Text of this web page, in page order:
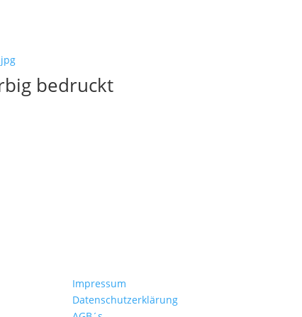
bedruckt
Impressum
Datenschutzerklärung